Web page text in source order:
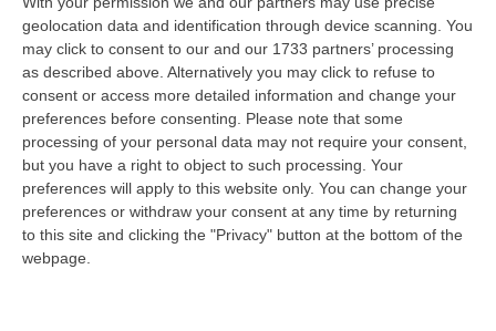
geolocation data and identification through device scanning. You
may click to consent to our and our 1733 partners’ processing
as described above. Alternatively you may click to refuse to
consent or access more detailed information and change your
preferences before consenting.
Please note that some
processing of your personal data may not require your consent,
but you have a right to object to such processing. Your
preferences will apply to this website only. You can change your
preferences or withdraw your consent at any time by returning
to this site and clicking the "Privacy" button at the bottom of the
webpage.